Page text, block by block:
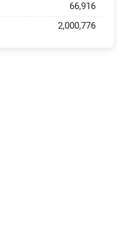
66,916
2,000,776